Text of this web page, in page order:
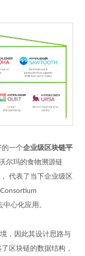
的一个企业级区块链平
尔玛的食物溯源链
代表了当下企业级区
心化应用。
，因此其设计思路与
区块链的数据结构，